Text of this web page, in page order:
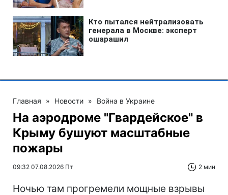
Главная » Новости » Война в Украине
На аэродроме "Гвардейское" в
Крыму бушуют масштабные
пожары
09:32 07.08.2026 Пт 2 мин
Ночью там прогремели мощные взрывы